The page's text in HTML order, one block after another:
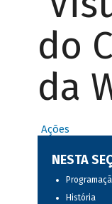
do
da
Ações
NESTA
História